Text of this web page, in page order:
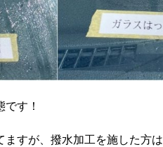
す！
すが、撥水加工を施した方は